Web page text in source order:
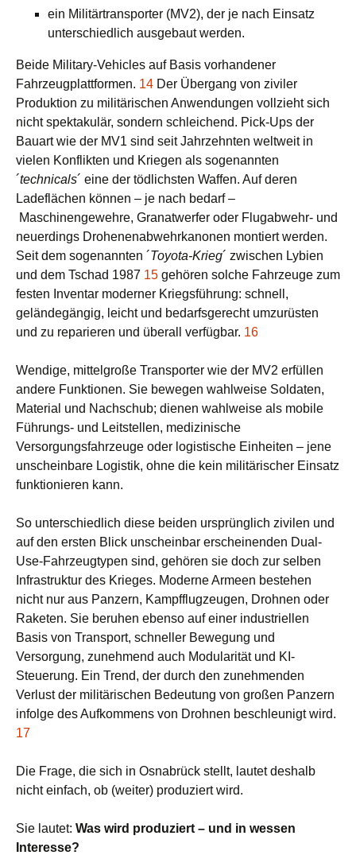
ein Militärtransporter (MV2), der je nach Einsatz
unterschiedlich ausgebaut werden.
Beide Military-Vehicles auf Basis vorhandener
Fahrzeugplattformen. 14 Der Übergang von ziviler
Produktion zu militärischen Anwendungen vollzieht sich
nicht spektakulär, sondern schleichend. Pick-Ups der
Bauart wie der MV1 sind seit Jahrzehnten weltweit in
vielen Konflikten und Kriegen als sogenannten
´technicals´ eine der tödlichsten Waffen. Auf deren
Ladeflächen können – je nach bedarf –
Maschinengewehre, Granatwerfer oder Flugabwehr- und
neuerdings Drohenenabwehrkanonen montiert werden.
Seit dem sogenannten ´Toyota-Krieg´ zwischen Lybien
und dem Tschad 1987 15 gehören solche Fahrzeuge zum
festen Inventar moderner Kriegsführung: schnell,
geländegängig, leicht und bedarfsgerecht umzurüsten
und zu reparieren und überall verfügbar. 16
Wendige, mittelgroße Transporter wie der MV2 erfüllen
andere Funktionen. Sie bewegen wahlweise Soldaten,
Material und Nachschub; dienen wahlweise als mobile
Führungs- und Leitstellen, medizinische
Versorgungsfahrzeuge oder logistische Einheiten – jene
unscheinbare Logistik, ohne die kein militärischer Einsatz
funktionieren kann.
So unterschiedlich diese beiden ursprünglich zivilen und
auf den ersten Blick unscheinbar erscheinenden Dual-
Use-Fahrzeugtypen sind, gehören sie doch zur selben
Infrastruktur des Krieges. Moderne Armeen bestehen
nicht nur aus Panzern, Kampfflugzeugen, Drohnen oder
Raketen. Sie beruhen ebenso auf einer industriellen
Basis von Transport, schneller Bewegung und
Versorgung, zunehmend auch Modularität und KI-
Steuerung. Ein Trend, der durch den zunehmenden
Verlust der militärischen Bedeutung von großen Panzern
infolge des Aufkommens von Drohnen beschleunigt wird.
17
Die Frage, die sich in Osnabrück stellt, lautet deshalb
nicht einfach, ob (weiter) produziert wird.
Sie lautet: Was wird produziert – und in wessen
Interesse?